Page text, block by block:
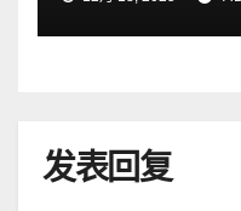
发表回复